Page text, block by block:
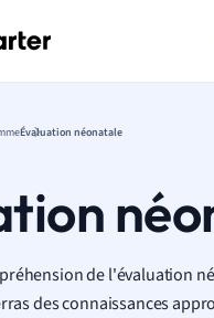
Évaluation néonatale
de l'évaluation
des connaissances